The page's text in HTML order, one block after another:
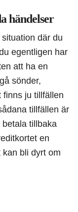
händelser
där du
egentligen har
att ha en
sönder,
finns ju tillfällen
tillfällen är
tillbaka
en
bli dyrt om